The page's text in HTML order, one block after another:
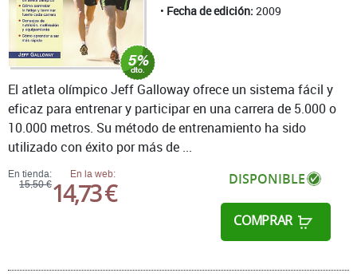
Fecha de edición: 2009
En tienda:
15,50 €
En la web:
14,73 € DISPONIBLE
COMPRAR
El atleta olímpico Jeff Galloway ofrece un sistema fácil y
eficaz para entrenar y participar en una carrera de 5.000 o
10.000 metros. Su método de entrenamiento ha sido
utilizado con éxito por más de ...